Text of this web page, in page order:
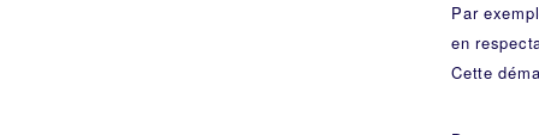
Par
en
Cette